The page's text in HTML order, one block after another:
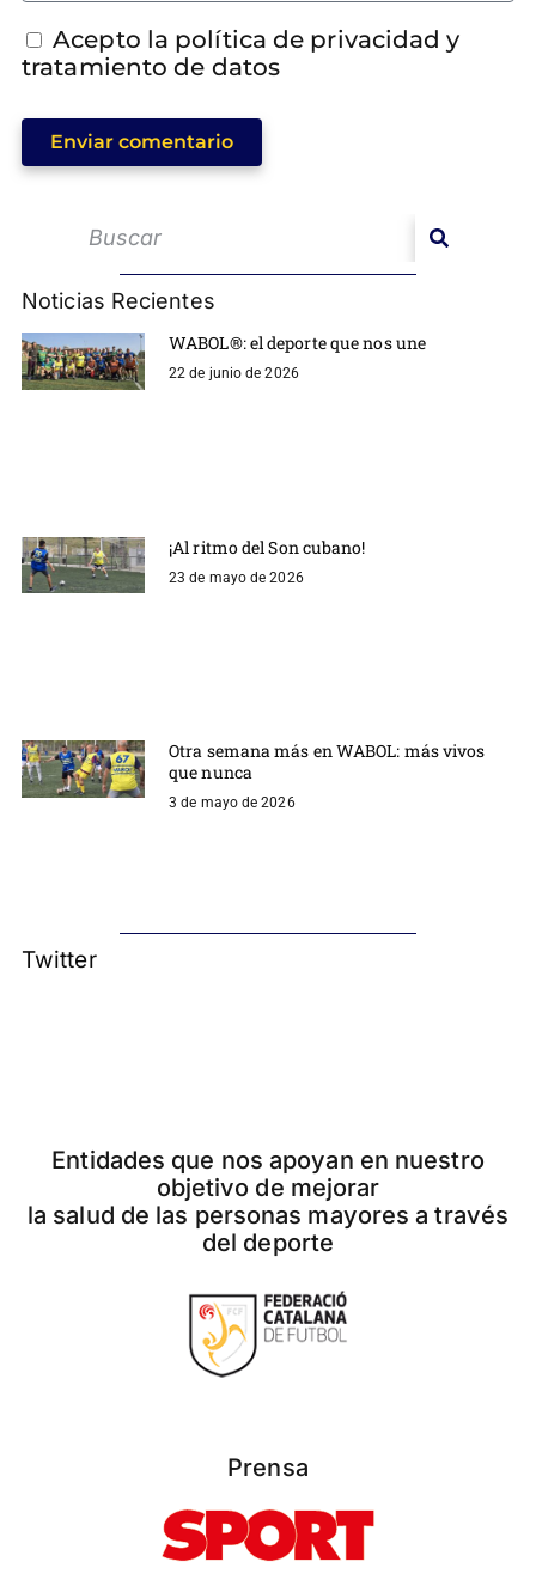
Acepto la política de privacidad y
tratamiento de datos
Enviar comentario
Noticias Recientes
WABOL®: el deporte que nos une
22 de junio de 2026
¡Al ritmo del Son cubano!
23 de mayo de 2026
Otra semana más en WABOL: más vivos
que nunca
3 de mayo de 2026
Twitter
Entidades que nos apoyan en nuestro
objetivo de mejorar
la salud de las personas mayores a través
del deporte
Prensa